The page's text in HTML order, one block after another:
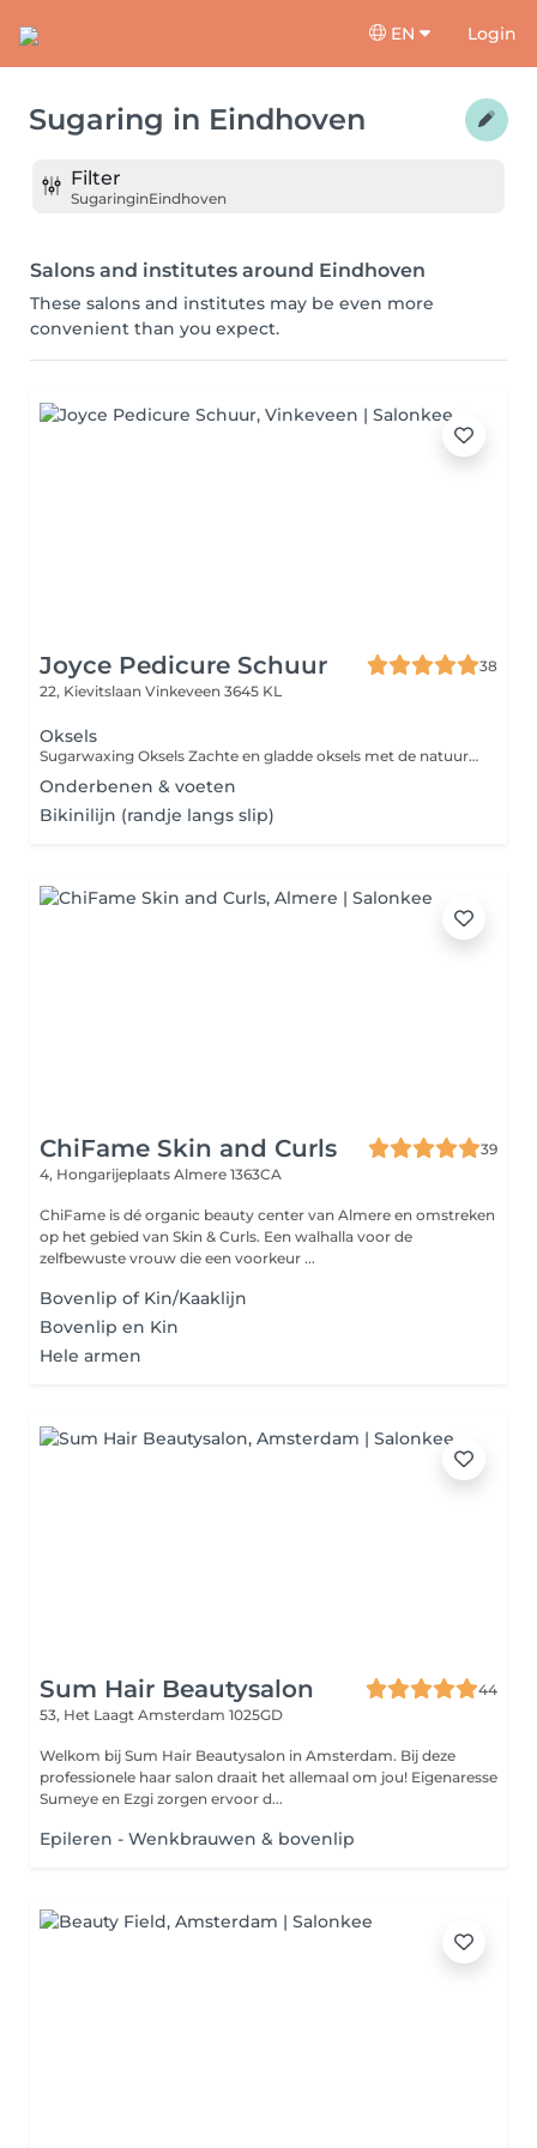
EN Login
Sugaring in Eindhoven
Filter
SugaringinEindhoven
Salons and institutes around Eindhoven
These salons and institutes may be even more
convenient than you expect.
Joyce Pedicure Schuur
38
22, Kievitslaan Vinkeveen 3645 KL
Oksels
Sugarwaxing Oksels Zachte en gladde oksels met de natuurlijke kracht van suiker! Sugarwaxing is een milde en effectieve ontharingsmethode die dode huidcellen verwijdert en de haartjes met de wortel meeneemt. Ideaal voor de gevoelige huid minder roodheid, minder irritatie en een langdurig glad resultaat.
Onderbenen & voeten
Bikinilijn (randje langs slip)
ChiFame Skin and Curls
39
4, Hongarijeplaats Almere 1363CA
ChiFame is dé organic beauty center van Almere en omstreken
op het gebied van Skin & Curls. Een walhalla voor de
zelfbewuste vrouw die een voorkeur ...
Bovenlip of Kin/Kaaklijn
Bovenlip en Kin
Hele armen
Sum Hair Beautysalon
44
53, Het Laagt Amsterdam 1025GD
Welkom bij Sum Hair Beautysalon in Amsterdam. Bij deze
professionele haar salon draait het allemaal om jou! Eigenaresse
Sumeye en Ezgi zorgen ervoor d...
Epileren - Wenkbrauwen & bovenlip